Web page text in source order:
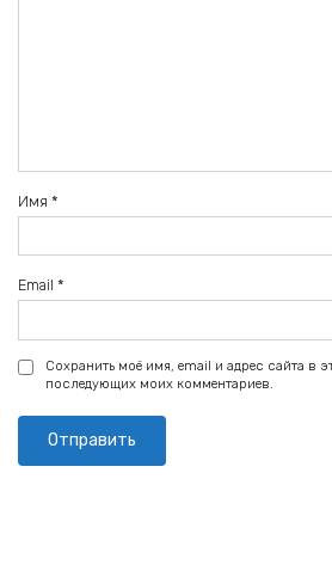
Имя *
Email *
Сохранить моё имя, email и адрес сайта в
последующих моих комментариев.